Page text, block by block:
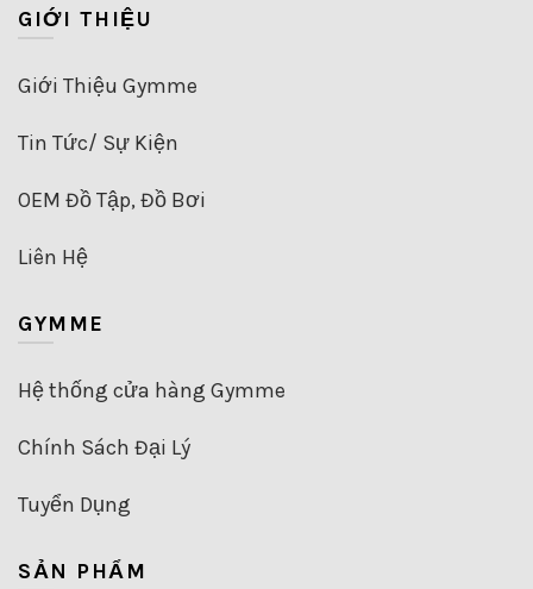
GIỚI THIỆU
Giới Thiệu Gymme
Tin Tức/ Sự Kiện
OEM Đồ Tập, Đồ Bơi
Liên Hệ
GYMME
Hệ thống cửa hàng Gymme
Chính Sách Đại Lý
Tuyển Dụng
SẢN PHẨM